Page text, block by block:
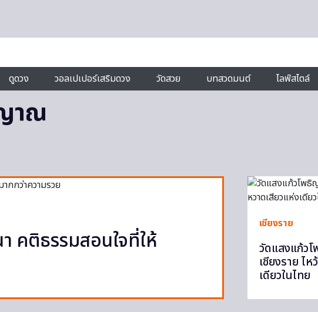
ดูดวง วอลเปเปอร์เสริมดวง วัดสวย บทสวดมนต์ ไลฟ์สไตล์
าณ
คติธรรมสอนใจที่ให้
เชียงราย
วัดแสงแก้ว
เชียงราย ไ
เดียวในไทย